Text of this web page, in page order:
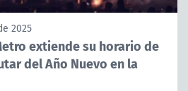
2025
extiende su horario de
del Año Nuevo en la